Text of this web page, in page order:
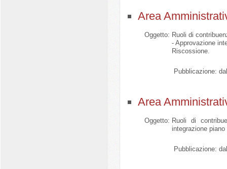
Area
Oggetto: Ruoli di
- Approvazione
Riscossione.
Pubblicazione:
Area
Oggetto: Ruoli di
integrazione
Pubblicazione: